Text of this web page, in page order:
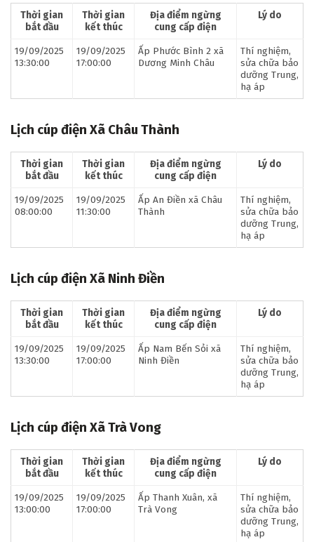
Thời gian
bắt đầu
Thời gian
kết thúc
Địa điểm ngừng
cung cấp điện
Lý do
19/09/2025
13:30:00
19/09/2025
17:00:00
Ấp Phước Bình 2 xã
Dương Minh Châu
Thí nghiệm,
sửa chữa bảo
dưỡng Trung,
hạ áp
Lịch cúp điện Xã Châu Thành
Thời gian
bắt đầu
Thời gian
kết thúc
Địa điểm ngừng
cung cấp điện
Lý do
19/09/2025
08:00:00
19/09/2025
11:30:00
Ấp An Điền xã Châu
Thành
Thí nghiệm,
sửa chữa bảo
dưỡng Trung,
hạ áp
Lịch cúp điện Xã Ninh Điền
Thời gian
bắt đầu
Thời gian
kết thúc
Địa điểm ngừng
cung cấp điện
Lý do
19/09/2025
13:30:00
19/09/2025
17:00:00
Ấp Nam Bến Sỏi xã
Ninh Điền
Thí nghiệm,
sửa chữa bảo
dưỡng Trung,
hạ áp
Lịch cúp điện Xã Trà Vong
Thời gian
bắt đầu
Thời gian
kết thúc
Địa điểm ngừng
cung cấp điện
Lý do
19/09/2025
13:00:00
19/09/2025
17:00:00
Ấp Thanh Xuân, xã
Trà Vong
Thí nghiệm,
sửa chữa bảo
dưỡng Trung,
hạ áp